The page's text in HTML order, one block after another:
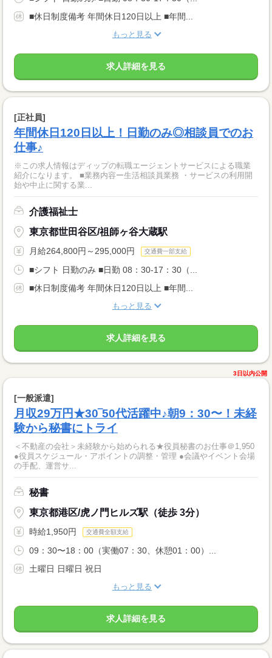
■休日制度備考 年間休日120日以上 ■年間...
もっと見る
求人詳細を見る
[正社員]
年間休日120日以上！日勤のみ◎相談員でのお
仕事♪
※この求人情報はディップの転職エージェントサービスによる職業
紹介になります。 ■業務内容ー生活相談員業務 ・サービスの利用開
始や中止に関する業...
介護福祉士
東京都世田谷区/祖師ヶ谷大蔵駅
月給264,800円～295,000円 交通費一部支給
■シフト 日勤のみ ■日勤 08：30-17：30（...
■休日制度備考 年間休日120日以上 ■年間...
もっと見る
求人詳細を見る
3日以内公開
[一般派遣]
月収29万円★30‾50代活躍中♪朝9：30〜！未経
験から秘書にトライ
＜不動産の会社＞未経験から始められる★役員秘書のお仕事＠1,950
●役員スケジュール・アポイントの調整・管理 ●会議やイベント会場
の手配、運営サ...
秘書
東京都港区/虎ノ門ヒルズ駅（徒歩 3分）
時給1,950円 交通費全額支給
09：30〜18：00（実働07：30、休憩01：00）...
土曜日 日曜日 祝日
もっと見る
求人詳細を見る